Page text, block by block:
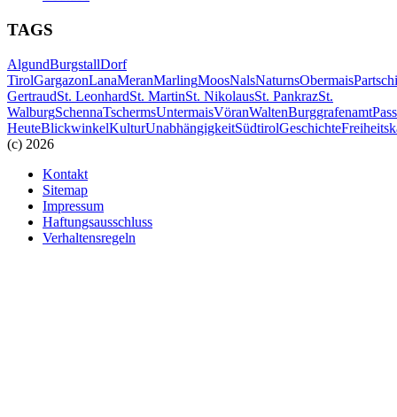
TAGS
AlgundBurgstallDorf
TirolGargazonLanaMeranMarlingMoosNalsNaturnsObermais
GertraudSt. LeonhardSt. MartinSt. NikolausSt. PankrazSt.
WalburgSchennaTschermsUntermaisVöranWaltenBurggrafenamt
HeuteBlickwinkelKulturUnabhängigkeitSüdtirolGeschichte
(c) 2026
Kontakt
Sitemap
Impressum
Haftungsausschluss
Verhaltensregeln